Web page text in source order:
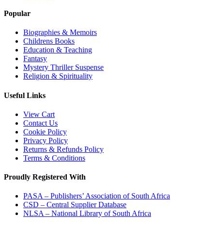
Popular
Biographies & Memoirs
Childrens Books
Education & Teaching
Fantasy
Mystery Thriller Suspense
Religion & Spirituality
Useful Links
View Cart
Contact Us
Cookie Policy
Privacy Policy
Returns & Refunds Policy
Terms & Conditions
Proudly Registered With
PASA – Publishers’ Association of South Africa
CSD – Central Supplier Database
NLSA – National Library of South Africa